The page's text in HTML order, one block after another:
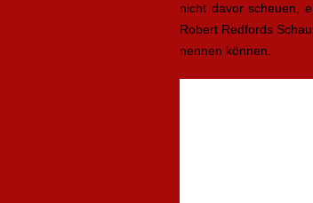
nicht davor scheuen,
Robert Redfords
nennen können.